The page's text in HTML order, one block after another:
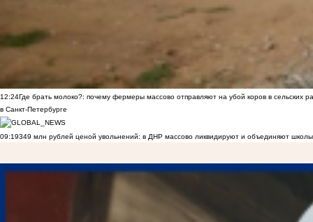
12:24Где брать молоко?: почему фермеры массово отправляют на убой коров в сельских
в Санкт-Петербурге
09:19349 млн рублей ценой увольнений: в ДНР массово ликвидируют и объединяют